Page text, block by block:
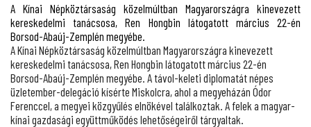
A Kínai Népköztársaság közelmúltban Magyarországra kinevezett
kereskedelmi tanácsosa, Ren Hongbin látogatott március 22-én
Borsod-Abaúj-Zemplén megyébe.
A Kínai Népköztársaság közelmúltban Magyarországra kinevezett
kereskedelmi tanácsosa, Ren Hongbin látogatott március 22-én
Borsod-Abaúj-Zemplén megyébe. A távol-keleti diplomatát népes
üzletember-delegáció kísérte Miskolcra, ahol a megyeházán Ódor
Ferenccel, a megyei közgyűlés elnökével találkoztak. A felek a magyar-
kínai gazdasági együttműködés lehetőségeiről tárgyaltak.